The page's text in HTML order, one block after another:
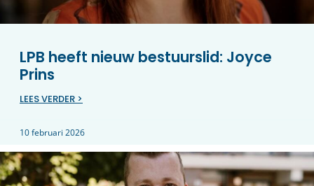
LPB heeft nieuw bestuurslid: Joyce
Prins
LEES VERDER >
10 februari 2026